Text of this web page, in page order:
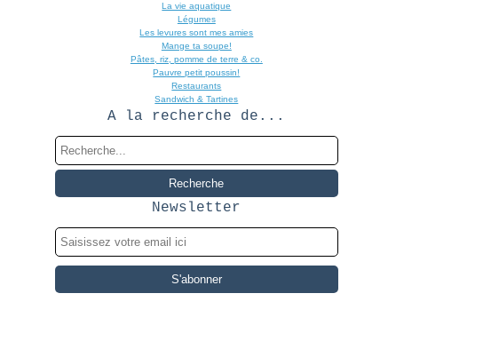
La vie aquatique
Légumes
Les levures sont mes amies
Mange ta soupe!
Pâtes, riz, pomme de terre & co.
Pauvre petit poussin!
Restaurants
Sandwich & Tartines
A la recherche de...
Newsletter